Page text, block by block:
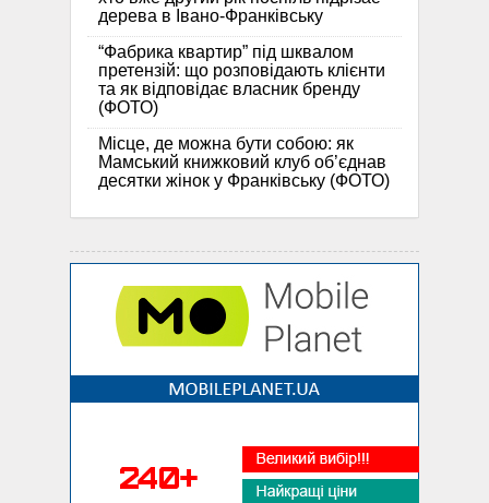
дерева в Івано-Франківську
“Фабрика квартир” під шквалом
претензій: що розповідають клієнти
та як відповідає власник бренду
(ФОТО)
Місце, де можна бути собою: як
Мамський книжковий клуб об’єднав
десятки жінок у Франківську (ФОТО)